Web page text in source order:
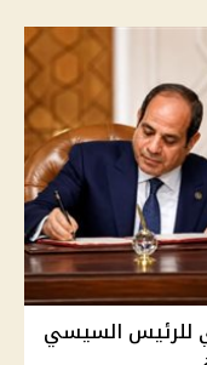
للرئيس السيسي